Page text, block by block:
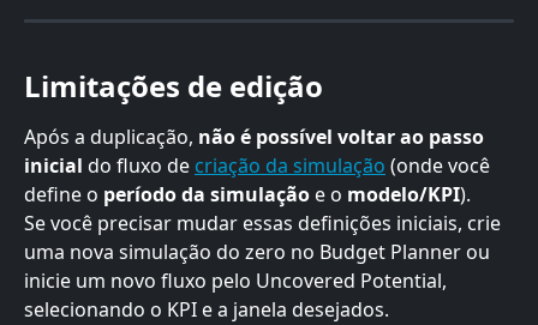
Limitações de edição
Após a duplicação, não é possível voltar ao passo
inicial do fluxo de criação da simulação (onde você
define o período da simulação e o modelo/KPI).
Se você precisar mudar essas definições iniciais, crie
uma nova simulação do zero no Budget Planner ou
inicie um novo fluxo pelo Uncovered Potential,
selecionando o KPI e a janela desejados.